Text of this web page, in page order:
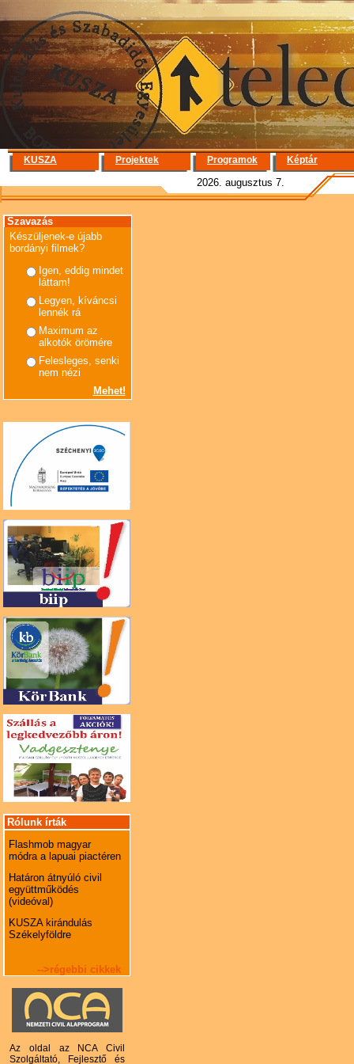
KUSZA Projektek Programok Képtár
2026. augusztus 7.
Szavazás
Készüljenek-e újabb
bordányi filmek?
Igen, eddig mindet
láttam!
Legyen, kíváncsi
lennék rá
Maximum az
alkotók örömére
Felesleges, senki
nem nézi
Mehet!
Rólunk írták
Flashmob magyar
módra a lapuai piactéren
Határon átnyúló civil
együttműködés
(videóval)
KUSZA kirándulás
Székelyföldre
-->régebbi cikkek
Az oldal az NCA Civil
Szolgáltató, Fejlesztő és